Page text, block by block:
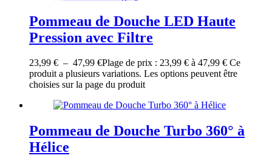
Pommeau de Douche LED Haute
Pression avec Filtre
23,99 € – 47,99 €Plage de prix : 23,99 € à 47,99 € Ce
produit a plusieurs variations. Les options peuvent être
choisies sur la page du produit
Pommeau de Douche Turbo 360° à
Hélice